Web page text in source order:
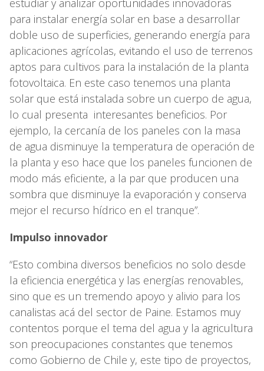
estudiar y analizar oportunidades innovadoras
para instalar energía solar en base a desarrollar
doble uso de superficies, generando energía para
aplicaciones agrícolas, evitando el uso de terrenos
aptos para cultivos para la instalación de la planta
fotovoltaica. En este caso tenemos una planta
solar que está instalada sobre un cuerpo de agua,
lo cual presenta interesantes beneficios. Por
ejemplo, la cercanía de los paneles con la masa
de agua disminuye la temperatura de operación de
la planta y eso hace que los paneles funcionen de
modo más eficiente, a la par que producen una
sombra que disminuye la evaporación y conserva
mejor el recurso hídrico en el tranque”.
Impulso innovador
“Esto combina diversos beneficios no solo desde
la eficiencia energética y las energías renovables,
sino que es un tremendo apoyo y alivio para los
canalistas acá del sector de Paine. Estamos muy
contentos porque el tema del agua y la agricultura
son preocupaciones constantes que tenemos
como Gobierno de Chile y, este tipo de proyectos,